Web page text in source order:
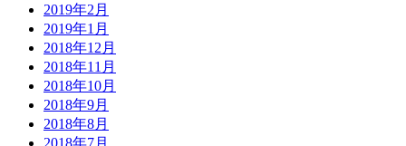
2019年2月
2019年1月
2018年12月
2018年11月
2018年10月
2018年9月
2018年8月
2018年7月